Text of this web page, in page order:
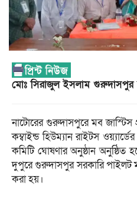
মোঃ সিরাজুল ইসলাম গুরুদাসপুর
নাটোরের গুরুদাসপুরে মব জাস্টিস
কম্বাইন্ড হিউম্যান রাইটস
কমিটি ঘোষণার অনুষ্ঠান অনুষ্ঠিত
দুপুরে গুরুদাসপুর সরকারি
করা হয়।